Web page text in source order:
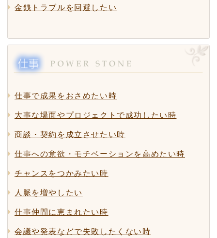
金銭トラブルを回避したい
仕事で成果をおさめたい時
大事な場面やプロジェクトで成功したい時
商談・契約を成立させたい時
仕事への意欲・モチベーションを高めたい時
チャンスをつかみたい時
人脈を増やしたい
仕事仲間に恵まれたい時
会議や発表などで失敗したくない時